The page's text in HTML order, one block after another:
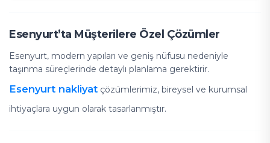
Esenyurt’ta Müşterilere Özel Çözümler
Esenyurt, modern yapıları ve geniş nüfusu nedeniyle
taşınma süreçlerinde detaylı planlama gerektirir.
Esenyurt nakliyat çözümlerimiz, bireysel ve kurumsal
ihtiyaçlara uygun olarak tasarlanmıştır.